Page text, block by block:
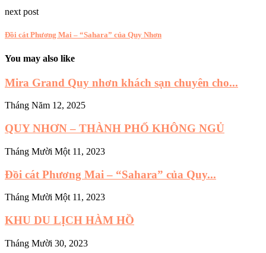
next post
Đồi cát Phương Mai – “Sahara” của Quy Nhơn
You may also like
Mira Grand Quy nhơn khách sạn chuyên cho...
Tháng Năm 12, 2025
QUY NHƠN – THÀNH PHỐ KHÔNG NGỦ
Tháng Mười Một 11, 2023
Đồi cát Phương Mai – “Sahara” của Quy...
Tháng Mười Một 11, 2023
KHU DU LỊCH HÀM HỒ
Tháng Mười 30, 2023